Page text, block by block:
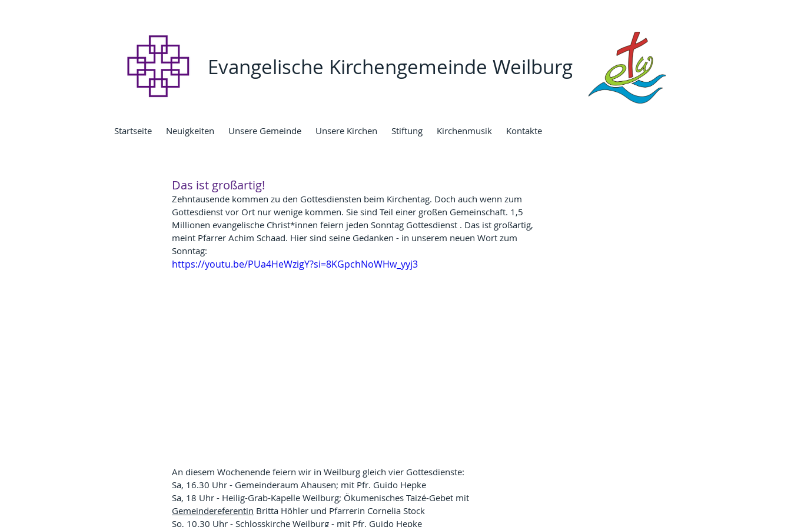
Evangelische Kirchengemeinde Weilburg
Startseite Neuigkeiten Unsere Gemeinde Unsere Kirchen Stiftung Kirchenmusik Kontakte
Das ist großartig!
Zehntausende kommen zu den Gottesdiensten beim Kirchentag. Doch auch wenn zum
Gottesdienst vor Ort nur wenige kommen. Sie sind Teil einer großen Gemeinschaft. 1,5
Millionen evangelische Christ*innen feiern jeden Sonntag Gottesdienst . Das ist großartig,
meint Pfarrer Achim Schaad. Hier sind seine Gedanken - in unserem neuen Wort zum
Sonntag:
https://youtu.be/PUa4HeWzigY?si=8KGpchNoWHw_yyj3
An diesem Wochenende feiern wir in Weilburg gleich vier Gottesdienste:
Sa, 16.30 Uhr - Gemeinderaum Ahausen; mit Pfr. Guido Hepke
Sa, 18 Uhr - Heilig-Grab-Kapelle Weilburg; Ökumenisches Taizé-Gebet mit
Gemeindereferentin Britta Höhler und Pfarrerin Cornelia Stock
So, 10.30 Uhr - Schlosskirche Weilburg - mit Pfr. Guido Hepke